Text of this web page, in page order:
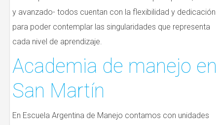
y avanzado- todos cuentan con la flexibilidad y dedicación
para poder contemplar las singularidades que representa
cada nivel de aprendizaje.
Academia de manejo en
San Martín
En Escuela Argentina de Manejo contamos con unidades